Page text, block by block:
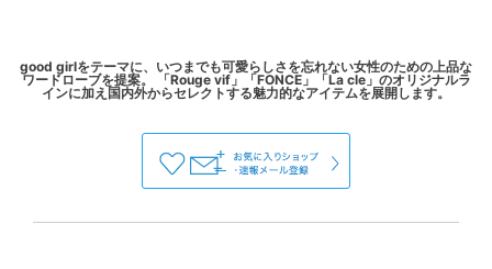
good girlをテーマに、いつまでも可愛らしさを忘れない女性のための上品な
ワードローブを提案。 「Rouge vif」「FONCE」「La cle」のオリジナルラ